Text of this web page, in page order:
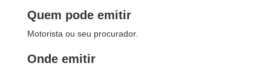
Quem pode emitir
Motorista ou seu procurador.
Onde emitir